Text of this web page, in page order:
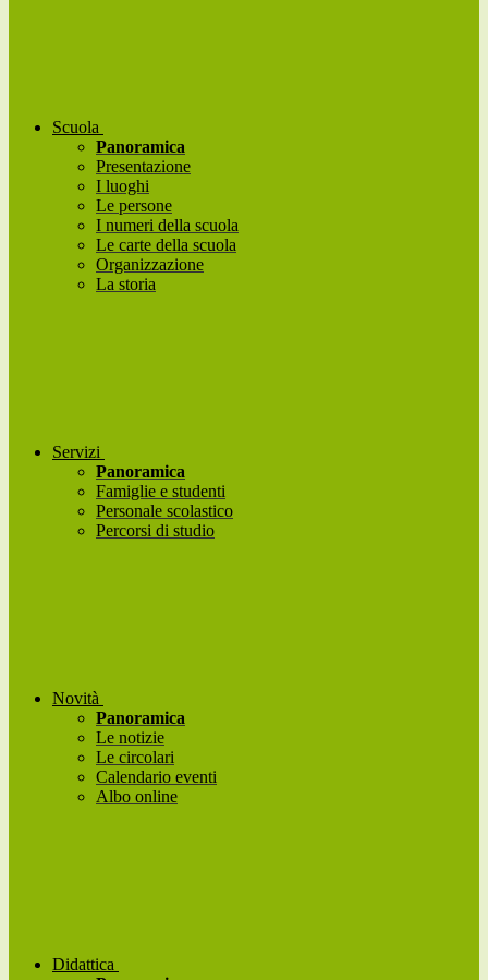
Scuola
Panoramica
Presentazione
I luoghi
Le persone
I numeri della scuola
Le carte della scuola
Organizzazione
La storia
Servizi
Panoramica
Famiglie e studenti
Personale scolastico
Percorsi di studio
Novità
Panoramica
Le notizie
Le circolari
Calendario eventi
Albo online
Didattica